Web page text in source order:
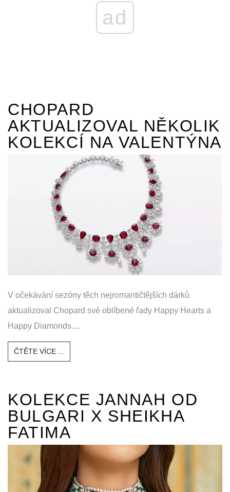
ad
CHOPARD
AKTUALIZOVAL NĚKOLIK
KOLEKCÍ NA VALENTÝNA
V očekávání sezóny těch nejromantičtějších dárků
aktualizoval Chopard své oblíbené řady Happy Hearts a
Happy Diamonds....
ČTĚTE VÍCE ...
KOLEKCE JANNAH OD
BULGARI X SHEIKHA
FATIMA